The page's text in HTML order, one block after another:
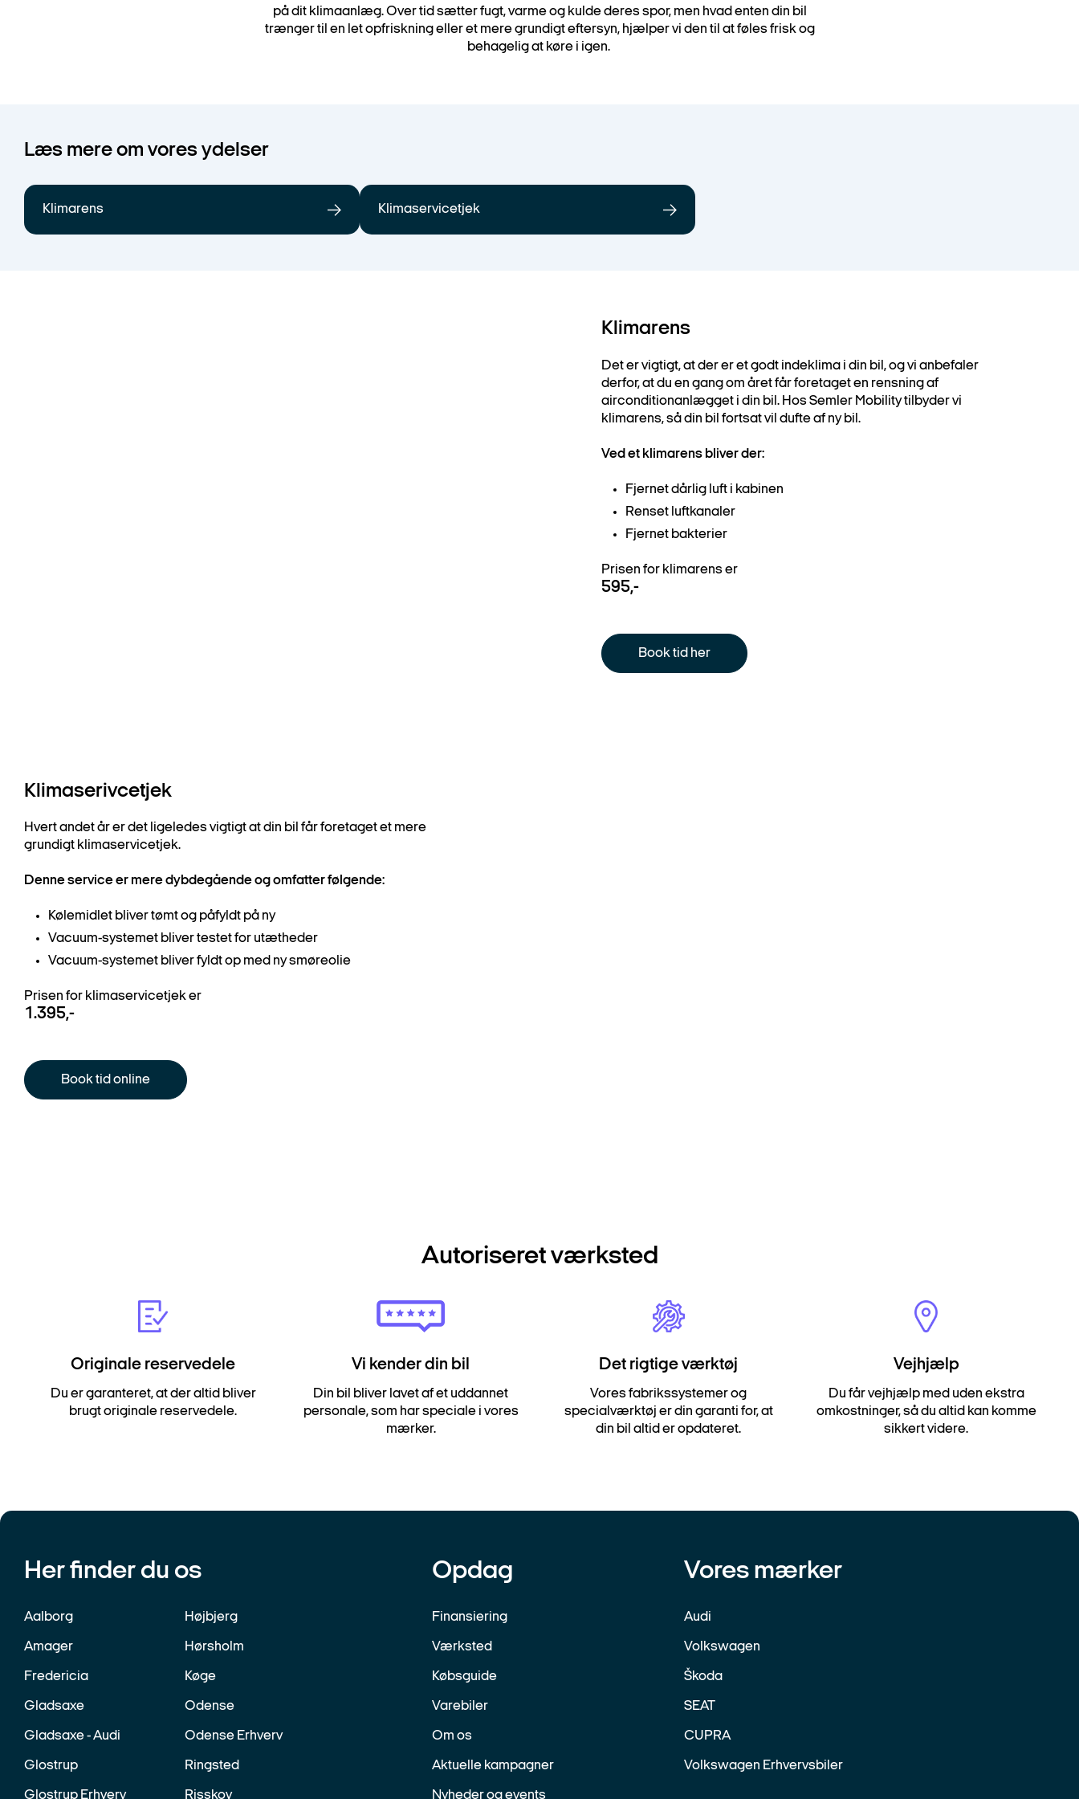
på dit klimaanlæg. Over tid sætter fugt, varme og kulde deres spor, men hvad enten din bil
trænger til en let opfriskning eller et mere grundigt eftersyn, hjælper vi den til at føles frisk og
behagelig at køre i igen.
Læs mere om vores ydelser
Klimarens Klimaservicetjek
Klimarens
Det er vigtigt, at der er et godt indeklima i din bil, og vi anbefaler
derfor, at du en gang om året får foretaget en rensning af
airconditionanlægget i din bil. Hos Semler Mobility tilbyder vi
klimarens, så din bil fortsat vil dufte af ny bil.
Ved et klimarens bliver der:
Fjernet dårlig luft i kabinen
Renset luftkanaler
Fjernet bakterier
Prisen for klimarens er
595,-
Book tid her
Klimaserivcetjek
Hvert andet år er det ligeledes vigtigt at din bil får foretaget et mere
grundigt klimaservicetjek.
Denne service er mere dybdegående og omfatter følgende:
Kølemidlet bliver tømt og påfyldt på ny
Vacuum-systemet bliver testet for utætheder
Vacuum-systemet bliver fyldt op med ny smøreolie
Prisen for klimaservicetjek er
1.395,-
Book tid online
Autoriseret værksted
Originale reservedele
Du er garanteret, at der altid bliver
brugt originale reservedele.
Vi kender din bil
Din bil bliver lavet af et uddannet
personale, som har speciale i vores
mærker.
Det rigtige værktøj
Vores fabrikssystemer og
specialværktøj er din garanti for, at
din bil altid er opdateret.
Vejhjælp
Du får vejhjælp med uden ekstra
omkostninger, så du altid kan komme
sikkert videre.
Her finder du os
Aalborg
Amager
Fredericia
Gladsaxe
Gladsaxe - Audi
Glostrup
Glostrup Erhverv
Højbjerg
Hørsholm
Køge
Odense
Odense Erhverv
Ringsted
Risskov
Opdag
Finansiering
Værksted
Købsguide
Varebiler
Om os
Aktuelle kampagner
Nyheder og events
Vores mærker
Audi
Volkswagen
Škoda
SEAT
CUPRA
Volkswagen Erhvervsbiler